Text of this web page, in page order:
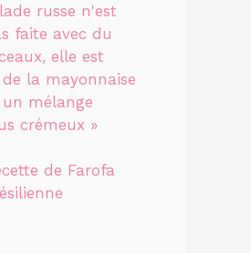
russe n'est
faite avec du
elle est
de la mayonnaise
mélange
crémeux »
de Farofa